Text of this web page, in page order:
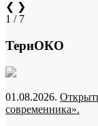
❮ ❯
1 / 7
ТериОКО
01.08.2026.
современника».